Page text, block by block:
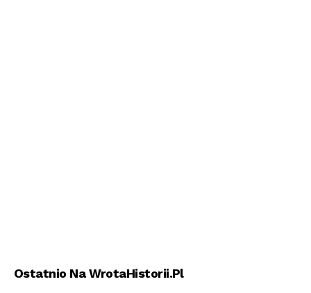
Ostatnio Na WrotaHistorii.pl